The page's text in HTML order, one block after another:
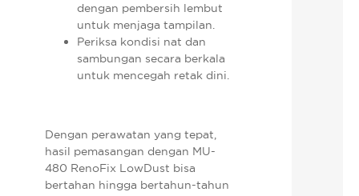
dengan pembersih lembut
untuk menjaga tampilan.
Periksa kondisi nat dan
sambungan secara berkala
untuk mencegah retak dini.
Dengan perawatan yang tepat,
hasil pemasangan dengan MU-
480 RenoFix LowDust bisa
bertahan hingga bertahun-tahun